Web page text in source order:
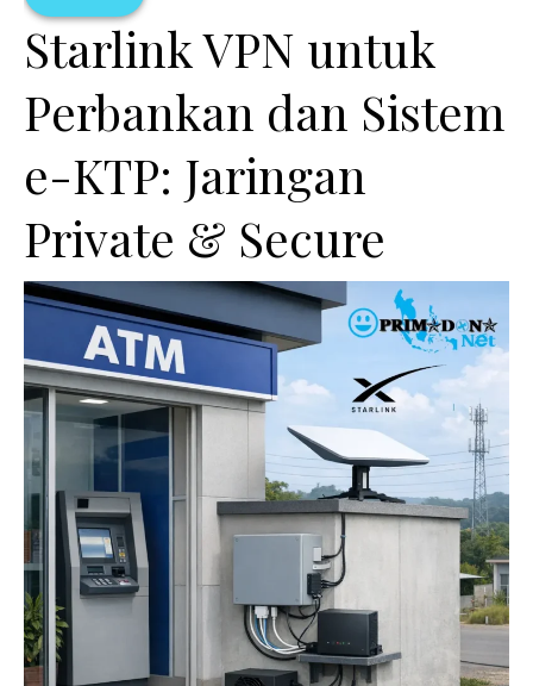
Starlink VPN untuk
Perbankan dan Sistem
e-KTP: Jaringan
Private & Secure